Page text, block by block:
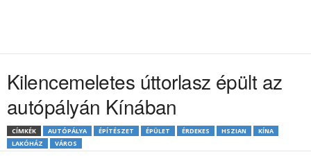
Kilencemeletes úttorlasz épült az
autópályán Kínában
CÍMKÉK AUTÓPÁLYA ÉPÍTÉSZET ÉPÜLET ÉRDEKES HSZIAN
KÍNA
LAKÓHÁZ
VÁROS